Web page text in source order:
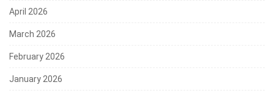
April 2026
March 2026
February 2026
January 2026